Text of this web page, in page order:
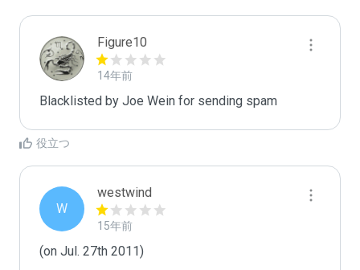
Figure10
14年前
Blacklisted by Joe Wein for sending spam
役立つ
W
westwind
15年前
(on Jul. 27th 2011)